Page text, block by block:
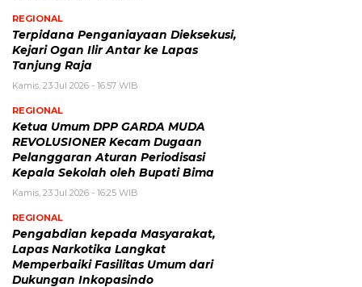
REGIONAL
Terpidana Penganiayaan Dieksekusi,
Kejari Ogan Ilir Antar ke Lapas
Tanjung Raja
Kamis, 23 Jul 2026 - 16:57 WIB
REGIONAL
Ketua Umum DPP GARDA MUDA
REVOLUSIONER Kecam Dugaan
Pelanggaran Aturan Periodisasi
Kepala Sekolah oleh Bupati Bima
Kamis, 23 Jul 2026 - 16:25 WIB
REGIONAL
Pengabdian kepada Masyarakat,
Lapas Narkotika Langkat
Memperbaiki Fasilitas Umum dari
Dukungan Inkopasindo